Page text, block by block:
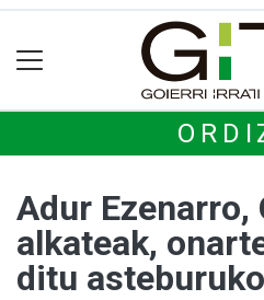
Adur Ezenarro,
alkateak,
ditu